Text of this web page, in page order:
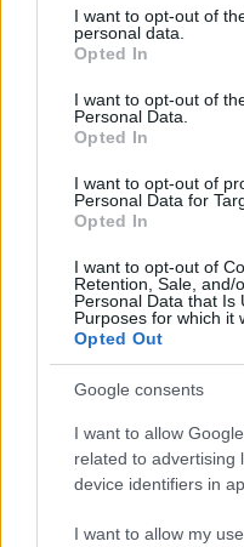
not limited to your visit or
grant or deny consent to
use your data for below
consent section.
I want to opt-out of
personal data.
Opted In
I want to opt-out of
Personal Data.
Opted In
I want to opt-out of
Personal Data for
Opted In
I want to opt-out of
Retention, Sale, and/
Personal Data that Is
Purposes for which it
Opted Out
Google consents
I want to allow
related to advertising
device identifiers in
I want to allow my
3 napja
3 napja